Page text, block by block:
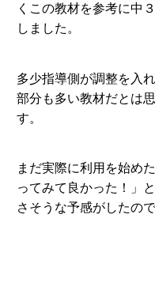
くこの教材を参考に中
しました。
多少指導側が調整を入
部分も多い教材だとは
す。
まだ実際に利用を始め
ってみて良かった！」
さそうな予感がしたの